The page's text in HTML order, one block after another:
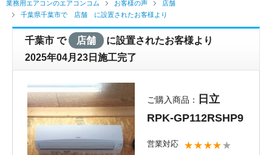
業務用エアコンのエアコンコム お客様の声
店舗
千葉県千葉市で 店舗 に設置されたお客様より
千葉市 で 店舗
に設置されたお客様より
2025年04月23日施工完了
ご購入商品：
日立
RPK-GP112RSHP9
営業対応 ★★★★★